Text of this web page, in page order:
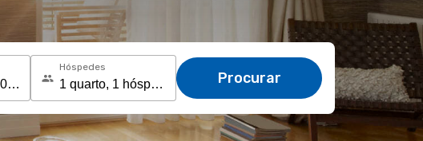
Hóspedes
Procurar